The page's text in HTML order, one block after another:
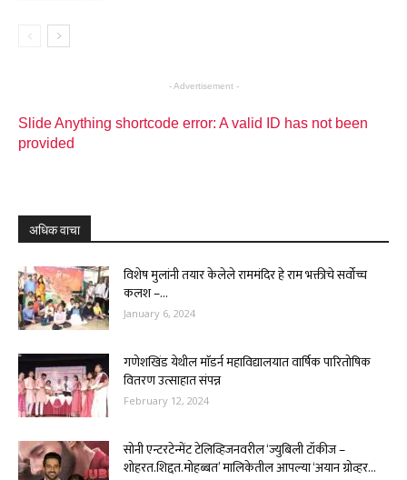
- Advertisement -
Slide Anything shortcode error: A valid ID has not been
provided
अधिक वाचा
विशेष मुलांनी तयार केलेले राममंदिर हे राम भक्तीचे सर्वोच्च
कलश –...
January 6, 2024
गणेशखिंड येथील माॅडर्न महाविद्यालयात वार्षिक पारितोषिक
वितरण उत्साहात संपन्न
February 12, 2024
सोनी एन्टरटेन्मेंट टेलिव्हिजनवरील ‘ज्युबिली टॉकीज –
शोहरत.शिद्दत.मोहब्बत’ मालिकेतील आपल्या ‘अयान ग्रोव्हर...